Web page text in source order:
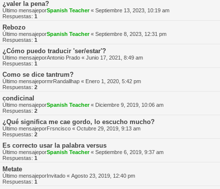
¿valer la pena?
Último mensajeporSpanish Teacher« Septiembre 13, 2023, 10:19 am
Respuestas: 1
Rebozo
Último mensajeporSpanish Teacher« Septiembre 8, 2023, 12:31 pm
Respuestas: 1
¿Cómo puedo traducir 'ser/estar'?
Último mensajeporAntonio Prado « Junio 17, 2021, 8:49 am
Respuestas: 1
Como se dice tantrum?
Último mensajepormrRandallhap « Enero 1, 2020, 5:42 pm
Respuestas: 2
condicinal
Último mensajeporSpanish Teacher« Diciembre 9, 2019, 10:06 am
Respuestas: 2
¿Qué significa me cae gordo, lo escucho mucho?
Último mensajeporFrsncisco « Octubre 29, 2019, 9:13 am
Respuestas: 2
Es correcto usar la palabra versus
Último mensajeporSpanish Teacher« Septiembre 6, 2019, 9:37 am
Respuestas: 1
Metate
Último mensajeporInvitado « Agosto 23, 2019, 12:40 pm
Respuestas: 1